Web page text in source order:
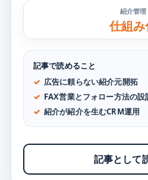
紹介管理
仕組
記事で読めること
広告に頼らない紹介元開拓
FAX営業とフォロー方法の設
紹介が紹介を生むCRM運用
記事として